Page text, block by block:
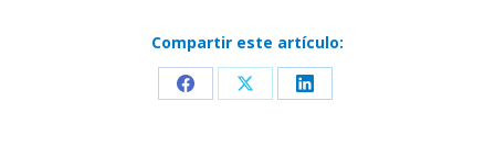
Compartir este artículo:
Share Share Share